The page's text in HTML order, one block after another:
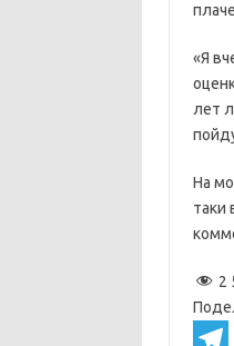
«Я
лет
На
таки
2